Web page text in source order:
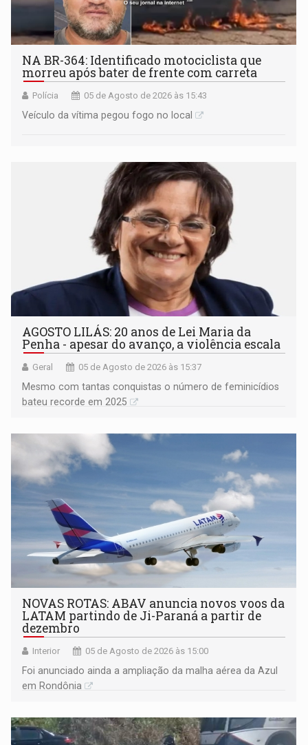
NA BR-364: Identificado motociclista que
morreu após bater de frente com carreta
Polícia 05 de Agosto de 2026 às 15:43
Veículo da vítima pegou fogo no local
AGOSTO LILÁS: 20 anos de Lei Maria da
Penha - apesar do avanço, a violência escala
Geral 05 de Agosto de 2026 às 15:37
Mesmo com tantas conquistas o número de feminicídios
bateu recorde em 2025
NOVAS ROTAS: ABAV anuncia novos voos da
LATAM partindo de Ji-Paraná a partir de
dezembro
Interior 05 de Agosto de 2026 às 15:00
Foi anunciado ainda a ampliação da malha aérea da Azul
em Rondônia